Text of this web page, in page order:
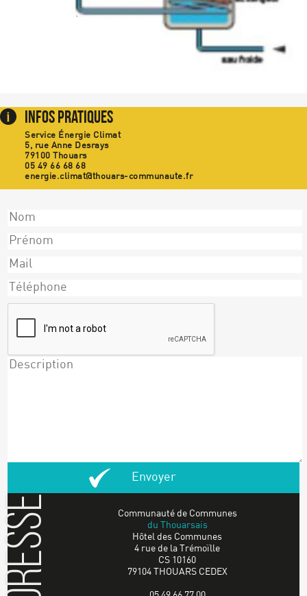
Infos Pratiques
Service Énergie Climat
5, rue Anne Desrays
79100 Thouars
05 49 66 68 68
energie.climat@thouars-communaute.fr
Adresse
Communauté de Communes
du Thouarsais
Hôtel des Communes
4 rue de la Trémoïlle
CS 10160
79104 THOUARS CEDEX